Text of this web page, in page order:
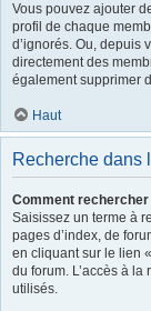
Vous pouvez ajouter
profil de chaque
d’ignorés. Ou, depuis
directement des
également supprimer
Haut
Recherche dans
Comment
Saisissez un terme à
pages d’index, de
en cliquant sur le lien
du forum. L’accès à
utilisés.